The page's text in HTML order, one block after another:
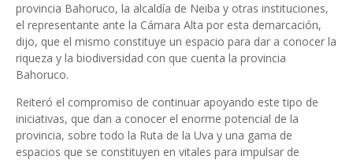
provincia Bahoruco, la alcaldía de Neiba y otras instituciones,
el representante ante la Cámara Alta por esta demarcación,
dijo, que el mismo constituye un espacio para dar a conocer la
riqueza y la biodiversidad con que cuenta la provincia
Bahoruco.
Reiteró el compromiso de continuar apoyando este tipo de
iniciativas, que dan a conocer el enorme potencial de la
provincia, sobre todo la Ruta de la Uva y una gama de
espacios que se constituyen en vitales para impulsar de